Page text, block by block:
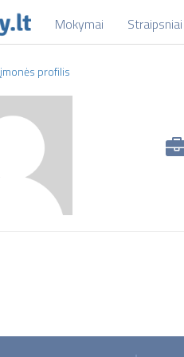
Mokymai Straipsniai
įmonės profilis